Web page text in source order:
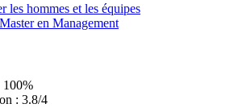
les hommes et les équipes
en Management
100%
: 3.8/4